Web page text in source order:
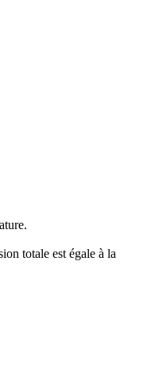
totale est égale à la